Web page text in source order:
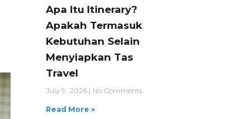
Apa Itu Itinerary?
Apakah Termasuk
Kebutuhan Selain
Menyiapkan Tas
Travel
July 9, 2026 No Comments
Read More »